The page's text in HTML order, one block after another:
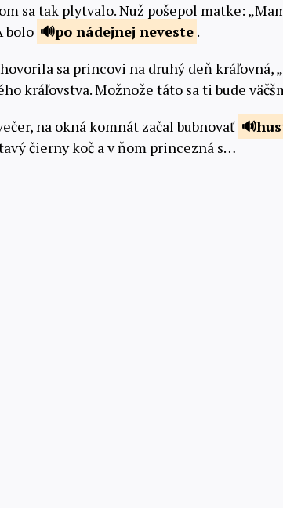
sa tak plytvalo. Nuž pošepol matke:
bolo
po nádejnej neveste .
sa princovi na druhý deň kráľovná,
kráľovstva. Možnože táto sa ti bude
na okná komnát začal bubnovať
čierny koč a v ňom princezná s…